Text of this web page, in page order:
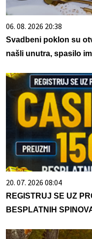
06. 08. 2026 20:38
Svadbeni poklon su
našli unutra, spasilo
20. 07. 2026 08:04
REGISTRUJ SE UZ
BESPLATNIH